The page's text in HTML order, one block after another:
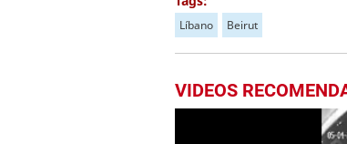
Líbano Beirut
VIDEOS